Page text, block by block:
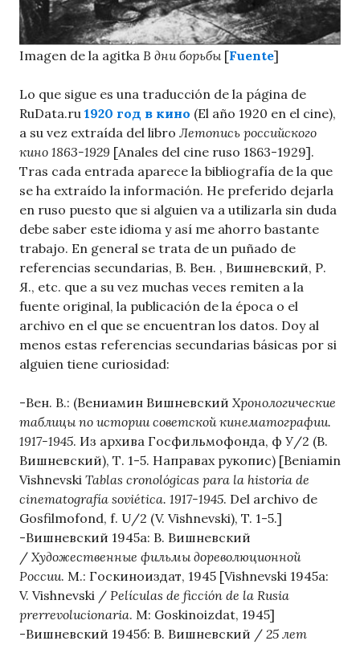
Imagen de la agitka В дни борьбы [Fuente]
Lo que sigue es una traducción de la página de
RuData.ru 1920 год в кино (El año 1920 en el cine),
a su vez extraída del libro Летопись российского
кино 1863-1929 [Anales del cine ruso 1863-1929].
Tras cada entrada aparece la bibliografía de la que
se ha extraído la información. He preferido dejarla
en ruso puesto que si alguien va a utilizarla sin duda
debe saber este idioma y así me ahorro bastante
trabajo. En general se trata de un puñado de
referencias secundarias, В. Вен. , Вишневский, Р.
Я., etc. que a su vez muchas veces remiten a la
fuente original, la publicación de la época o el
archivo en el que se encuentran los datos. Doy al
menos estas referencias secundarias básicas por si
alguien tiene curiosidad:
-Вен. В.: (Вениамин Вишневский Хронологические
таблицы по истории советской кинематографии.
1917-1945. Из архива Госфильмофонда, ф У/2 (В.
Вишневский), Т. 1-5. Направах рукопис) [Beniamin
Vishnevski Tablas cronológicas para la historia de
cinematografía soviética. 1917-1945. Del archivo de
Gosfilmofond, f. U/2 (V. Vishnevski), T. 1-5.]
-Вишневский 1945а: В. Вишневский
/ Художественные фильмы дореволюционной
России. М.: Госкиноиздат, 1945 [Vishnevski 1945a:
V. Vishnevski / Películas de ficción de la Rusia
prerrevolucionaria. M: Goskinoizdat, 1945]
-Вишневский 1945б: В. Вишневский / 25 лет